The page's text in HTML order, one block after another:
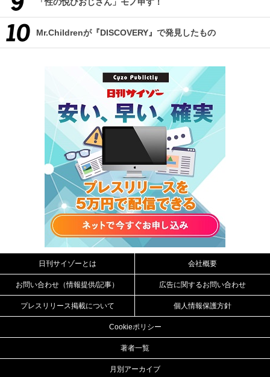
Mr.Childrenが『DISCOVERY』で発見したもの
日刊サイゾーとは 会社概要
お問い合わせ（情報提供/記事） 広告に関するお問い合わせ
プレスリリース掲載について 個人情報保護方針
Cookieポリシー
著者一覧
月別アーカイブ